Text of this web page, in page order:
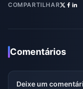
COMPARTILHAR
Comentários
Deixe um